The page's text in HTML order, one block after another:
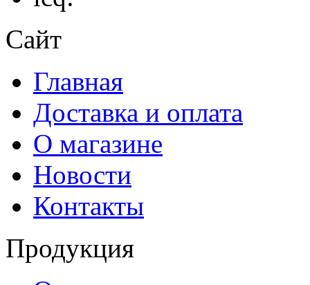
Сайт
Главная
Доставка и оплата
О магазине
Новости
Контакты
Продукция